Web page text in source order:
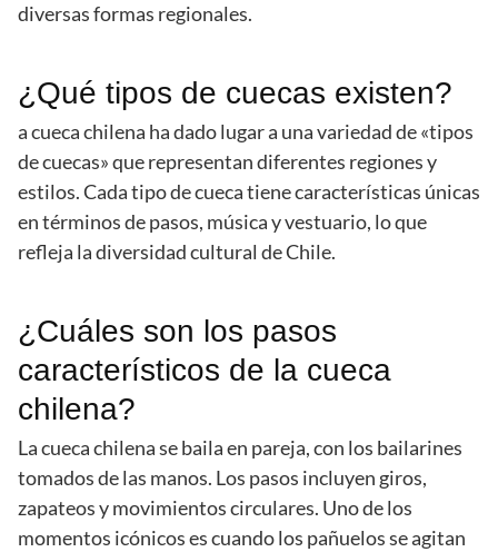
diversas formas regionales.
¿Qué tipos de cuecas existen?
a cueca chilena ha dado lugar a una variedad de «tipos
de cuecas» que representan diferentes regiones y
estilos. Cada tipo de cueca tiene características únicas
en términos de pasos, música y vestuario, lo que
refleja la diversidad cultural de Chile.
¿Cuáles son los pasos
característicos de la cueca
chilena?
La cueca chilena se baila en pareja, con los bailarines
tomados de las manos. Los pasos incluyen giros,
zapateos y movimientos circulares. Uno de los
momentos icónicos es cuando los pañuelos se agitan